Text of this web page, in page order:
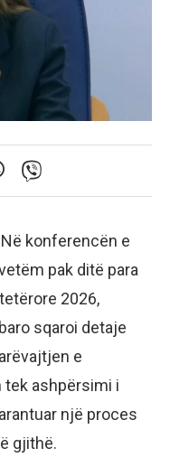
Në konferencën e
pak ditë para
2026,
sqaroi detaje
e
tek ashpërsimi i
një proces
gjithë.